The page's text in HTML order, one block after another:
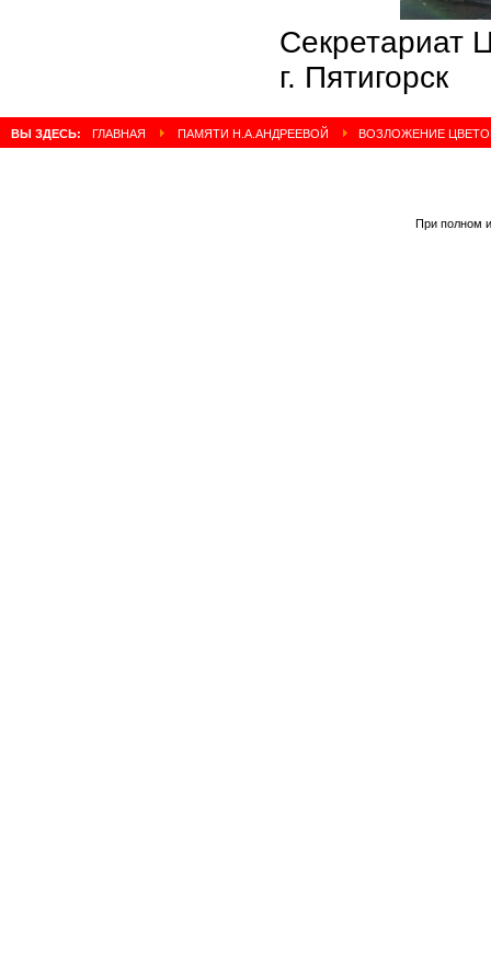
Секретариат
г. Пятигорск
ВЫ ЗДЕСЬ: ГЛАВНАЯ ПАМЯТИ Н.А.АНДРЕЕВОЙ ВОЗЛОЖЕНИЕ
При полном